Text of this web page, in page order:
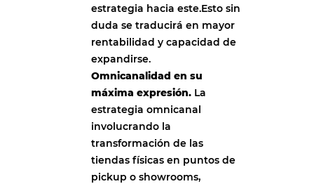
estrategia hacia este.Esto sin
duda se traducirá en mayor
rentabilidad y capacidad de
expandirse.
Omnicanalidad en su
máxima expresión. La
estrategia omnicanal
involucrando la
transformación de las
tiendas físicas en puntos de
pickup o showrooms,